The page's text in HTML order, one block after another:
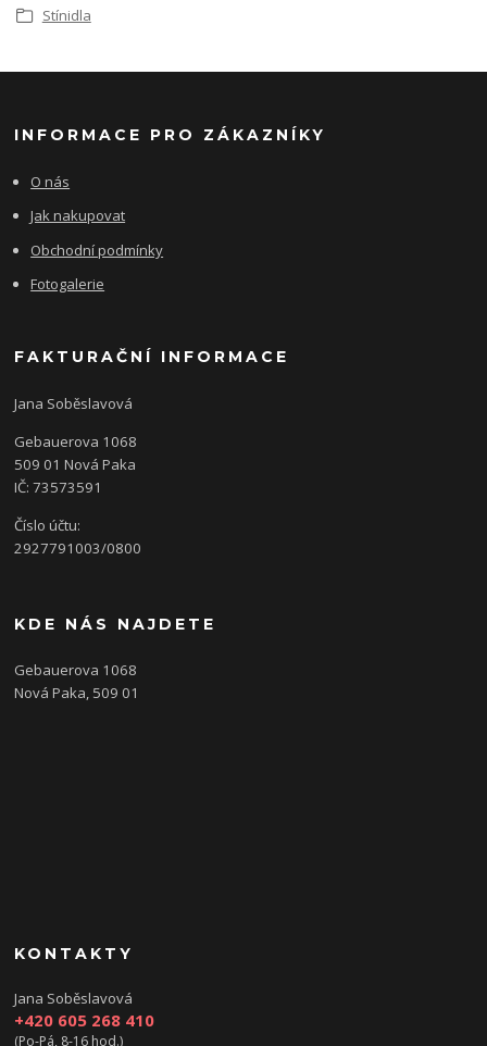
Stínidla
INFORMACE PRO ZÁKAZNÍKY
O nás
Jak nakupovat
Obchodní podmínky
Fotogalerie
FAKTURAČNÍ INFORMACE
Jana Soběslavová
Gebauerova 1068
509 01 Nová Paka
IČ: 73573591
Číslo účtu:
2927791003/0800
KDE NÁS NAJDETE
Gebauerova 1068
Nová Paka, 509 01
KONTAKTY
Jana Soběslavová
+420 605 268 410
(Po-Pá, 8-16 hod.)